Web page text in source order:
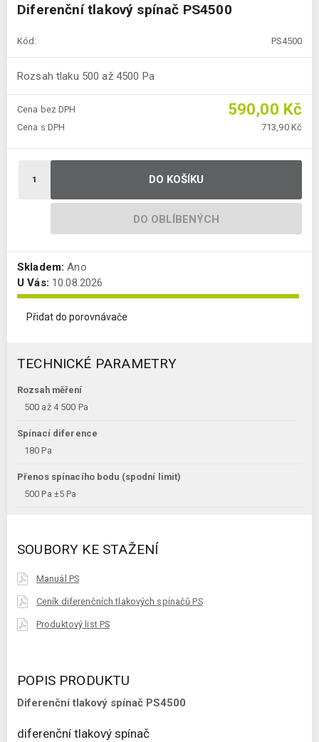
Diferenční tlakový spínač PS4500
Kód: PS4500
Rozsah tlaku 500 až 4500 Pa
Cena bez DPH 590,00 Kč
Cena s DPH 713,90 Kč
DO KOŠÍKU
DO OBLÍBENÝCH
Skladem: Ano
U Vás: 10.08.2026
Přidat do porovnávače
TECHNICKÉ PARAMETRY
Rozsah měření
500 až 4 500 Pa
Spínací diference
180 Pa
Přenos spínacího bodu (spodní limit)
500 Pa ±5 Pa
SOUBORY KE STAŽENÍ
Manuál PS
Ceník diferenčních tlakových spínačů PS
Produktový list PS
POPIS PRODUKTU
Diferenční tlakový spínač PS4500
diferenční tlakový spínač